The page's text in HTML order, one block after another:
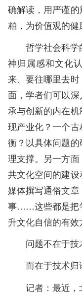
确解读，用严谨
粕，为价值观的健
哲学社会科
神归属感和文化
来、要往哪里去
面，学者们可以
承与创新的内在
现产业化？一个
衡？以具体问题
理支撑。另一方
共文化空间的建
媒体撰写通俗文
事……这些都是把
升文化自信的有效
问题不在于技
而在于技术
记者：最近